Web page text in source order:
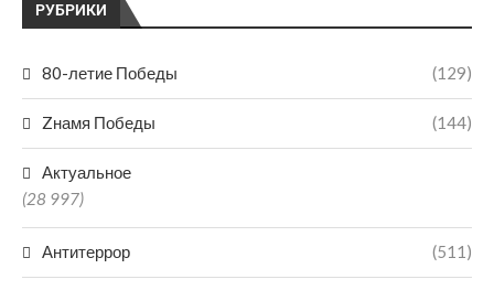
РУБРИКИ
80-летие Победы (129)
Zнамя Победы (144)
Актуальное
(28 997)
Антитеррор (511)